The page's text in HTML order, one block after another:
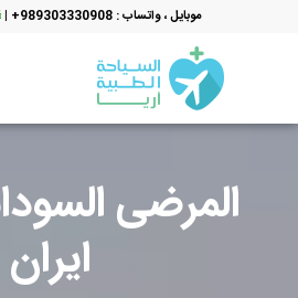
موبایل ، واتساب : 989303330908+ |
المرضى
ايران